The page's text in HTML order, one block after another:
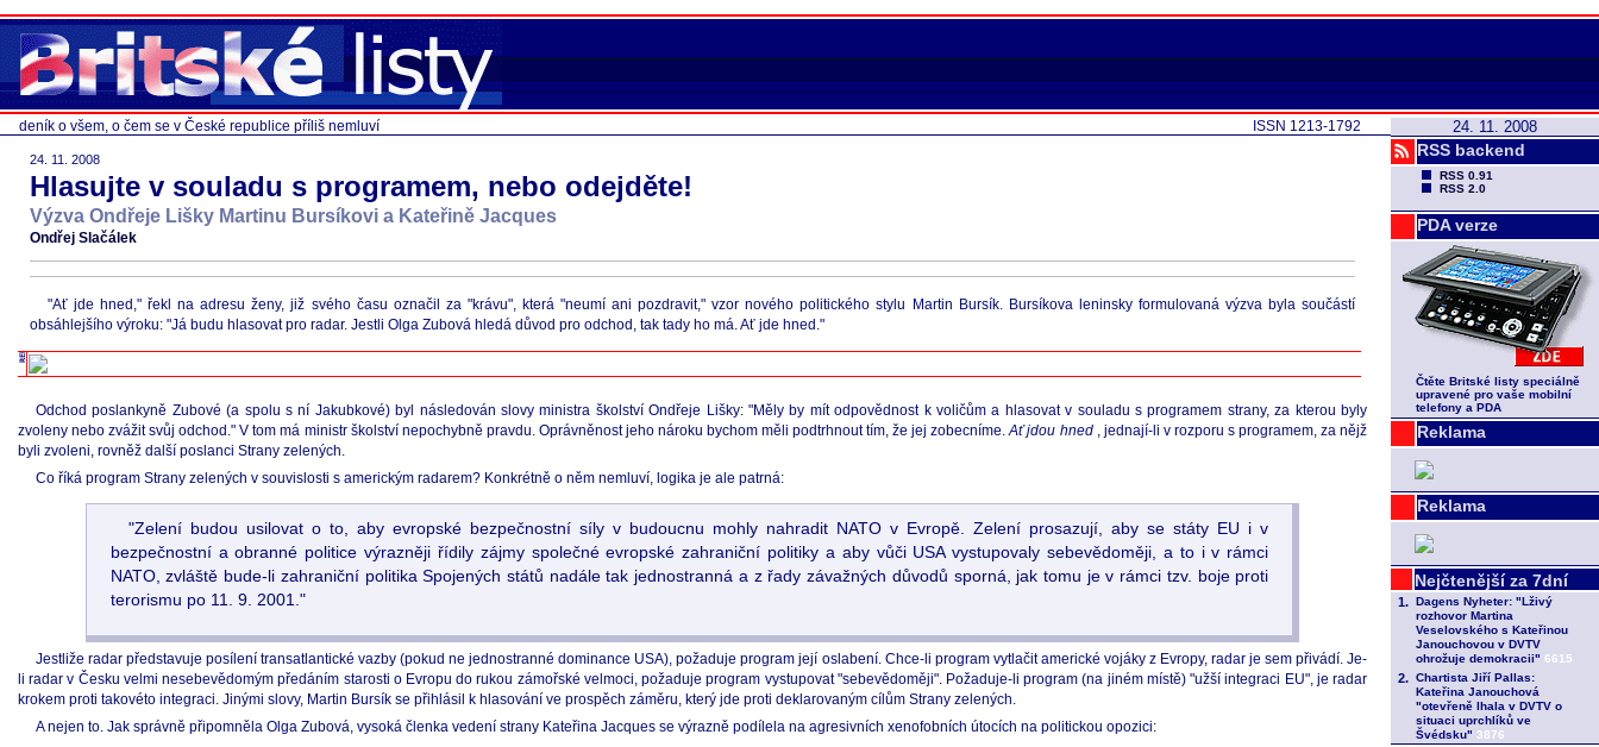
24. 11. 2008
RSS backend
RSS 0.91
RSS 2.0
PDA verze
Čtěte Britské listy speciálně
upravené pro vaše mobilní
telefony a PDA
Reklama
Reklama
ISSN 1213-1792
deník o všem, o čem se v České republice příliš nemluví
24. 11. 2008
Hlasujte v souladu s programem, nebo odejděte!
Výzva Ondřeje Lišky Martinu Bursíkovi a Kateřině Jacques
Ondřej Slačálek
"Ať jde hned," řekl na adresu ženy, již svého času označil za "krávu", která "neumí ani pozdravit," vzor nového politického stylu Martin Bursík. Bursíkova leninsky formulovaná výzva byla součástí
obsáhlejšího výroku: "Já budu hlasovat pro radar. Jestli Olga Zubová hledá důvod pro odchod, tak tady ho má. Ať jde hned."
Odchod poslankyně Zubové (a spolu s ní Jakubkové) byl následován slovy ministra školství Ondřeje Lišky: "Měly by mít odpovědnost k voličům a hlasovat v souladu s programem strany, za kterou byly
zvoleny nebo zvážit svůj odchod." V tom má ministr školství nepochybně pravdu. Oprávněnost jeho nároku bychom měli podtrhnout tím, že jej zobecníme.Ať jdou hned , jednají-li v rozporu s programem, za nějž
byli zvoleni, rovněž další poslanci Strany zelených.
Co říká program Strany zelených v souvislosti s americkým radarem? Konkrétně o něm nemluví, logika je ale patrná:
"Zelení budou usilovat o to, aby evropské bezpečnostní síly v budoucnu mohly nahradit NATO v Evropě. Zelení prosazují, aby se státy EU i v
bezpečnostní a obranné politice výrazněji řídily zájmy společné evropské zahraniční politiky a aby vůči USA vystupovaly sebevědoměji, a to i v rámci
NATO, zvláště bude-li zahraniční politika Spojených států nadále tak jednostranná a z řady závažných důvodů sporná, jak tomu je v rámci tzv. boje proti
terorismu po 11. 9. 2001."
Jestliže radar představuje posílení transatlantické vazby (pokud ne jednostranné dominance USA), požaduje program její oslabení. Chce-li program vytlačit americké vojáky z Evropy, radar je sem přivádí. Je-
li radar v Česku velmi nesebevědomým předáním starosti o Evropu do rukou zámořské velmoci, požaduje program vystupovat "sebevědoměji". Požaduje-li program (na jiném místě) "užší integraci EU", je radar
krokem proti takovéto integraci. Jinými slovy, Martin Bursík se přihlásil k hlasování ve prospěch záměru, který jde proti deklarovaným cílům Strany zelených.
A nejen to. Jak správně připomněla Olga Zubová, vysoká členka vedení strany Kateřina Jacques se výrazně podílela na agresivních xenofobních útocích na politickou opozici: